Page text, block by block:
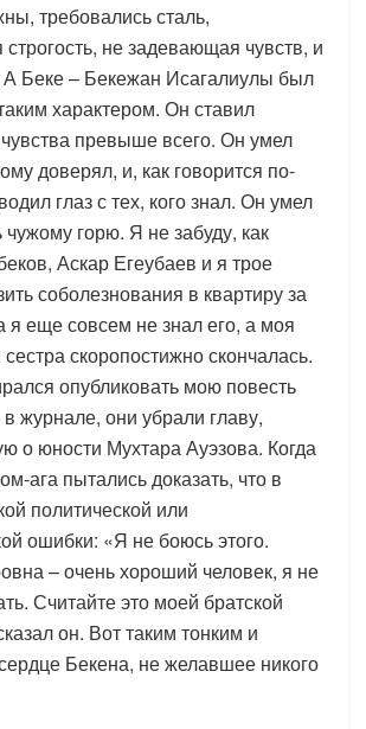
требовались сталь,
не задевающая чувств, и
Беке – Бекежан Исагалиулы был
характером. Он ставил
чувства превыше всего. Он умел
доверял, и, как говорится по-
глаз с тех, кого знал. Он умел
горю. Я не забуду, как
Аскар Егеубаев и я трое
соболезнования в квартиру за
я еще совсем не знал его, а моя
скоропостижно скончалась.
опубликовать мою повесть
журнале, они убрали главу,
о юности Мухтара Ауэзова. Когда
ага пытались доказать, что в
политической или
ошибки: «Я не боюсь этого.
– очень хороший человек, я не
Считайте это моей братской
он. Вот таким тонким и
Бекена, не желавшее никого